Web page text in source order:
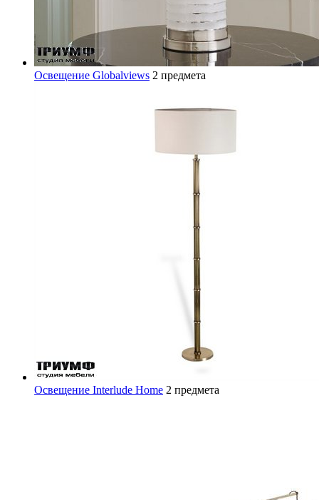
Освещение Globalviews 2 предмета
Освещение Interlude Home 2 предмета